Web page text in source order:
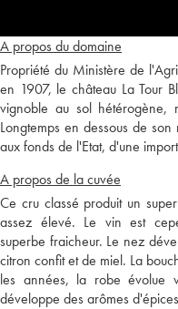
A propos du domaine
Propriété du Ministère de
en 1907, le château La Tour
vignoble au sol hétérogène,
Longtemps en dessous de
aux fonds de l'Etat, d'une
A propos de la cuvée
Ce cru classé produit un
assez élevé. Le vin est
superbe fraicheur. Le nez
citron confit et de miel. La
les années, la robe
développe des arômes